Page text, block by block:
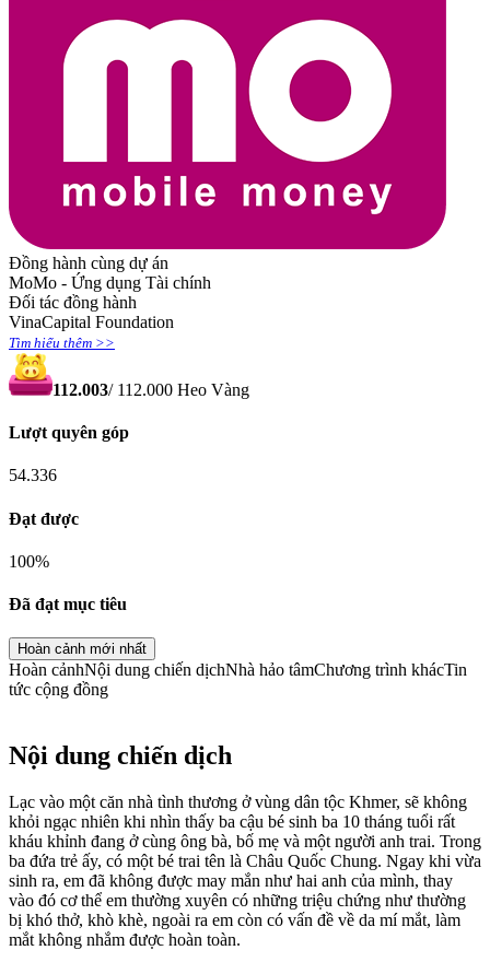
Đồng hành cùng dự án
MoMo - Ứng dụng Tài chính
Đối tác đồng hành
VinaCapital Foundation
Tìm hiểu thêm >>
112.003/ 112.000 Heo Vàng
Lượt quyên góp
54.336
Đạt được
100%
Đã đạt mục tiêu
Hoàn cảnh mới nhất
Hoàn cảnhNội dung chiến dịchNhà hảo tâmChương trình khácTin
tức cộng đồng
Nội dung chiến dịch
Lạc vào một căn nhà tình thương ở vùng dân tộc Khmer, sẽ không
khỏi ngạc nhiên khi nhìn thấy ba cậu bé sinh ba 10 tháng tuổi rất
kháu khỉnh đang ở cùng ông bà, bố mẹ và một người anh trai. Trong
ba đứa trẻ ấy, có một bé trai tên là Châu Quốc Chung. Ngay khi vừa
sinh ra, em đã không được may mắn như hai anh của mình, thay
vào đó cơ thể em thường xuyên có những triệu chứng như thường
bị khó thở, khò khè, ngoài ra em còn có vấn đề về da mí mắt, làm
mắt không nhắm được hoàn toàn.